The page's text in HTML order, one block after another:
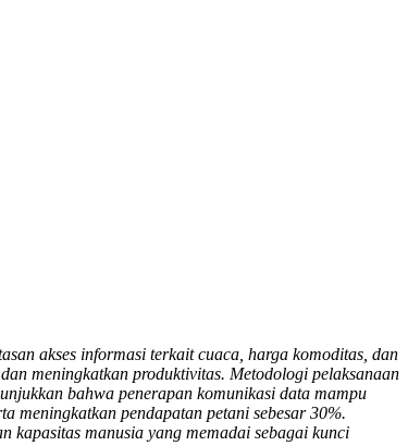
akses informasi terkait cuaca, harga komoditas, dan
meningkatkan produktivitas. Metodologi pelaksanaan
bahwa penerapan komunikasi data mampu
meningkatkan pendapatan petani sebesar 30%.
kapasitas manusia yang memadai sebagai kunci